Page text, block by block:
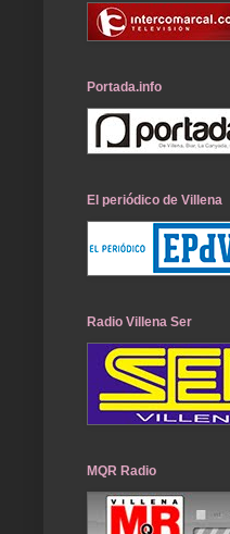
Portada.info
El periódico de Villena
Radio Villena Ser
MQR Radio